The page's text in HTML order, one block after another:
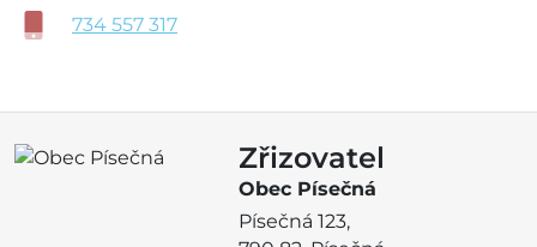
734 557 317
Zřizovatel
Obec Písečná
Písečná 123,